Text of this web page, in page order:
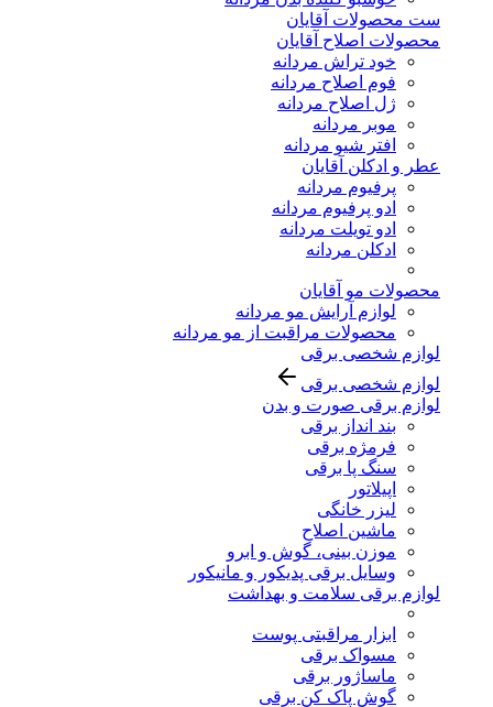
ست محصولات آقایان
محصولات اصلاح آقایان
خود تراش مردانه
فوم اصلاح مردانه
ژل اصلاح مردانه
موبر مردانه
افتر شیو مردانه
عطر و ادکلن آقایان
پرفیوم مردانه
ادو پرفیوم مردانه
ادو تویلت مردانه
ادکلن مردانه
محصولات مو آقایان
لوازم آرایش مو مردانه
محصولات مراقبت از مو مردانه
لوازم شخصی برقی
لوازم شخصی برقی
لوازم برقی صورت و بدن
بند انداز برقی
فرمژه برقی
سنگ پا برقی
اپیلاتور
لیزر خانگی
ماشین اصلاح
موزن بینی، گوش و ابرو
وسایل برقی پدیکور و مانیکور
لوازم برقی سلامت و بهداشت
ابزار مراقبتی پوست
مسواک برقی
ماساژور برقی
گوش پاک کن برقی